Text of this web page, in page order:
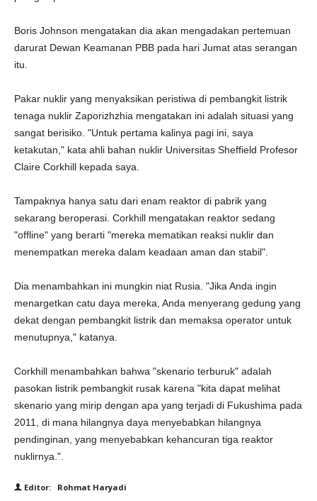
Boris Johnson mengatakan dia akan mengadakan pertemuan
darurat Dewan Keamanan PBB pada hari Jumat atas serangan
itu.
Pakar nuklir yang menyaksikan peristiwa di pembangkit listrik
tenaga nuklir Zaporizhzhia mengatakan ini adalah situasi yang
sangat berisiko. "Untuk pertama kalinya pagi ini, saya
ketakutan," kata ahli bahan nuklir Universitas Sheffield Profesor
Claire Corkhill kepada saya.
Tampaknya hanya satu dari enam reaktor di pabrik yang
sekarang beroperasi. Corkhill mengatakan reaktor sedang
"offline" yang berarti "mereka mematikan reaksi nuklir dan
menempatkan mereka dalam keadaan aman dan stabil".
Dia menambahkan ini mungkin niat Rusia. "Jika Anda ingin
menargetkan catu daya mereka, Anda menyerang gedung yang
dekat dengan pembangkit listrik dan memaksa operator untuk
menutupnya," katanya.
Corkhill menambahkan bahwa "skenario terburuk" adalah
pasokan listrik pembangkit rusak karena "kita dapat melihat
skenario yang mirip dengan apa yang terjadi di Fukushima pada
2011, di mana hilangnya daya menyebabkan hilangnya
pendinginan, yang menyebabkan kehancuran tiga reaktor
nuklirnya.".
Editor: Rohmat Haryadi